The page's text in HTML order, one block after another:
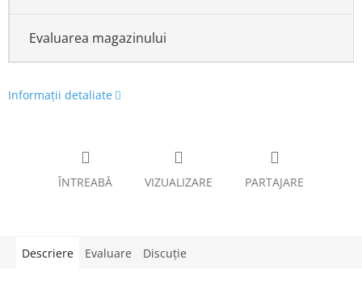
Evaluarea magazinului
Informaţii detaliate
ÎNTREABĂ VIZUALIZARE PARTAJARE
Descriere Evaluare Discuţie